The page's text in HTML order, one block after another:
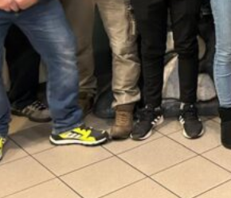
wir eine Wartung mindestens einmal
Arbeitsplatz? Bei Schicker Technik
Projekte, ein freundliches Team und beste